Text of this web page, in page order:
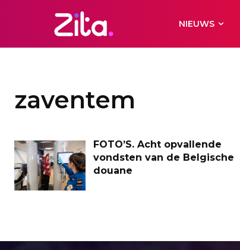
NIEUWS
zaventem
FOTO’S. Acht opvallende
vondsten van de Belgische
douane